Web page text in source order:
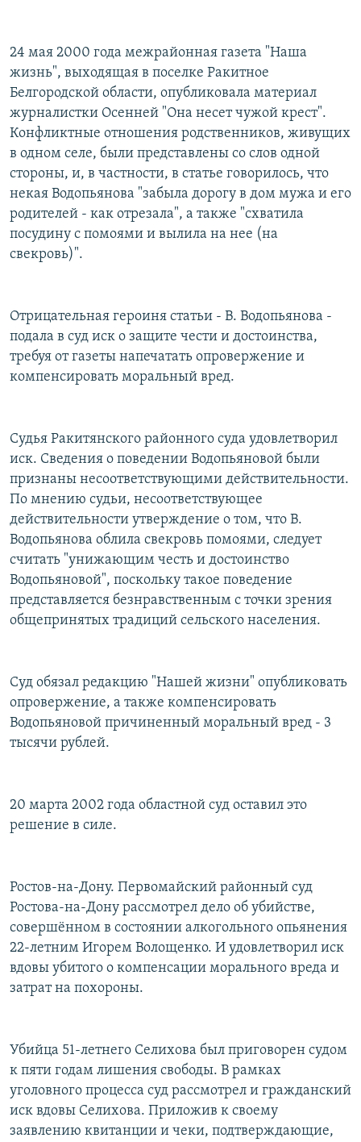
24 мая 2000 года межрайонная газета "Наша
жизнь", выходящая в поселке Ракитное
Белгородской области, опубликовала материал
журналистки Осенней "Она несет чужой крест".
Конфликтные отношения родственников, живущих
в одном селе, были представлены со слов одной
стороны, и, в частности, в статье говорилось, что
некая Водопьянова "забыла дорогу в дом мужа и его
родителей - как отрезала", а также "схватила
посудину с помоями и вылила на нее (на
свекровь)".
Отрицательная героиня статьи - В. Водопьянова -
подала в суд иск о защите чести и достоинства,
требуя от газеты напечатать опровержение и
компенсировать моральный вред.
Судья Ракитянского районного суда удовлетворил
иск. Сведения о поведении Водопьяновой были
признаны несоответствующими действительности.
По мнению судьи, несоответствующее
действительности утверждение о том, что В.
Водопьянова облила свекровь помоями, следует
считать "унижающим честь и достоинство
Водопьяновой", поскольку такое поведение
представляется безнравственным с точки зрения
общепринятых традиций сельского населения.
Суд обязал редакцию "Нашей жизни" опубликовать
опровержение, а также компенсировать
Водопьяновой причиненный моральный вред - 3
тысячи рублей.
20 марта 2002 года областной суд оставил это
решение в силе.
Ростов-на-Дону. Первомайский районный суд
Ростова-на-Дону рассмотрел дело об убийстве,
совершённом в состоянии алкогольного опьянения
22-летним Игорем Волощенко. И удовлетворил иск
вдовы убитого о компенсации морального вреда и
затрат на похороны.
Убийца 51-летнего Селихова был приговорен судом
к пяти годам лишения свободы. В рамках
уголовного процесса суд рассмотрел и гражданский
иск вдовы Селихова. Приложив к своему
заявлению квитанции и чеки, подтверждающие,